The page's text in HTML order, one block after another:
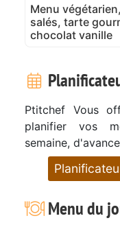
Menu
salés, tarte
chocolat vanille
Ptitchef Vous
planifier vos
semaine,
Menu du